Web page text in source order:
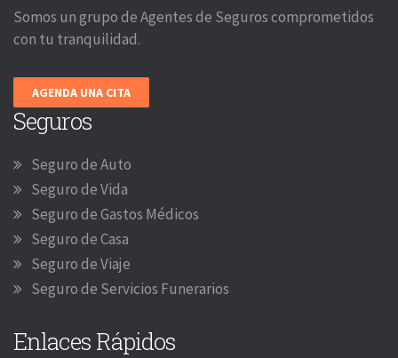
Somos un grupo de Agentes de Seguros comprometidos
con tu tranquilidad.
AGENDA UNA CITA
Seguros
Seguro de Auto
Seguro de Vida
Seguro de Gastos Médicos
Seguro de Casa
Seguro de Viaje
Seguro de Servicios Funerarios
Enlaces Rápidos